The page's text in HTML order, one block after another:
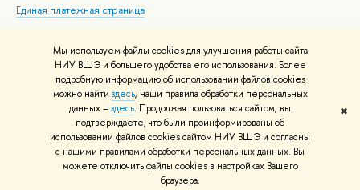
Мы используем файлы cookies для улучшения работы сайта
НИУ ВШЭ и большего удобства его использования. Более
подробную информацию об использовании файлов cookies
можно найти здесь, наши правила обработки персональных
данных –здесь. Продолжая пользоваться сайтом, вы
подтверждаете, что были проинформированы об
использовании файлов cookies сайтом НИУ ВШЭ и согласны
с нашими правилами обработки персональных данных. Вы
можете отключить файлы cookies в настройках Вашего
браузера.
✖
Единая платежная страница
© НИУ ВШЭ 1993–2026 Адреса и контакты Условия использования
материалов Политика конфиденциальности Карта сайта
Шрифты HSE Sans и HSE Slab разработаны вШколе дизайна НИУ ВШЭ